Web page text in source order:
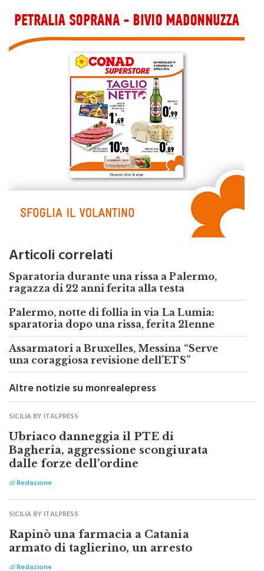
Articoli correlati
Sparatoria durante una rissa a Palermo,
ragazza di 22 anni ferita alla testa
Palermo, notte di follia in via La Lumia:
sparatoria dopo una rissa, ferita 21enne
Assarmatori a Bruxelles, Messina “Serve
una coraggiosa revisione dell’ETS”
Altre notizie su monrealepress
SICILIA BY ITALPRESS
Ubriaco danneggia il PTE di
Bagheria, aggressione scongiurata
dalle forze dell’ordine
diRedazione
SICILIA BY ITALPRESS
Rapinò una farmacia a Catania
armato di taglierino, un arresto